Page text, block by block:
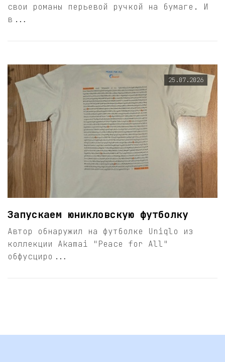
свои романы перьевой ручкой на бумаге. И
в...
25.07.2026
Запускаем юникловскую футболку
Автор обнаружил на футболке Uniqlo из
коллекции Akamai "Peace for All"
обфусциро...